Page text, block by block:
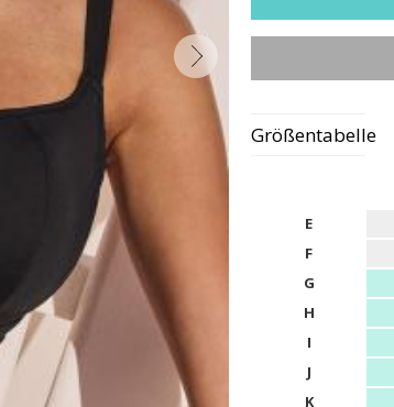
Größentabelle
E
F
G
H
I
J
K